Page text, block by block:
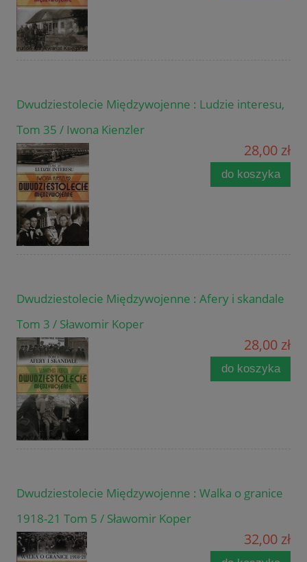
Dwudziestolecie Międzywojenne : Ludzie interesu,
Tom 35 / Iwona Kienzler
28,00 zł
do koszyka
Dwudziestolecie Międzywojenne : Afery i skandale
Tom 3 / Sławomir Koper
28,00 zł
do koszyka
Dwudziestolecie Międzywojenne : Walka o granice
1918-21 Tom 5 / Sławomir Koper
32,00 zł